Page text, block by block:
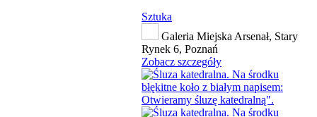
Sztuka
Galeria Miejska Arsenał, Stary
Rynek 6, Poznań
Zobacz szczegóły